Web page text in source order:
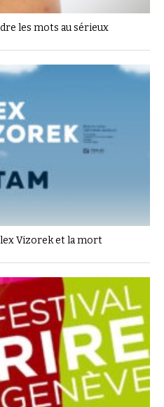
les mots au sérieux
Vizorek et la mort